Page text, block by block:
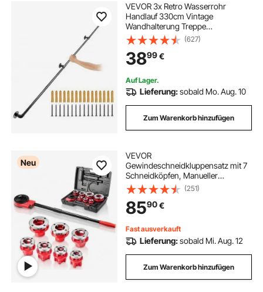
VEVOR 3x Retro Wasserrohr
Handlauf 330cm Vintage
Wandhalterung Treppe
Kohlenstoffstahl 4x
Wandhalterungen Handlauf Rustikal
200kg Tragfähigkeit Geeignet für
Handläufe im Innen-und
Außenbereich
(627)
3899€
Auf Lager.
Lieferung:sobald Mo. Aug. 10
Zum Warenkorb hinzufügen
Neu
VEVOR
Gewindeschneidkluppensatz mit 7
Schneidköpfen, Manueller
Rohrgewindeschneider mit 3/8 bis
2 Zoll NPT Schneidkluppen, Hand-
Gewindeschneidwerkzeug mit
Kasten für Sanitärinstallation
Reparatur
(251)
8590€
Fast ausverkauft
Lieferung:sobald Mi. Aug. 12
Zum Warenkorb hinzufügen